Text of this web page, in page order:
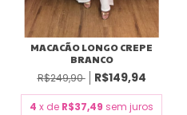
MACACÃO LONGO CREPE
BRANCO
R$249,90 R$149,94
4 x de R$37,49 sem juros